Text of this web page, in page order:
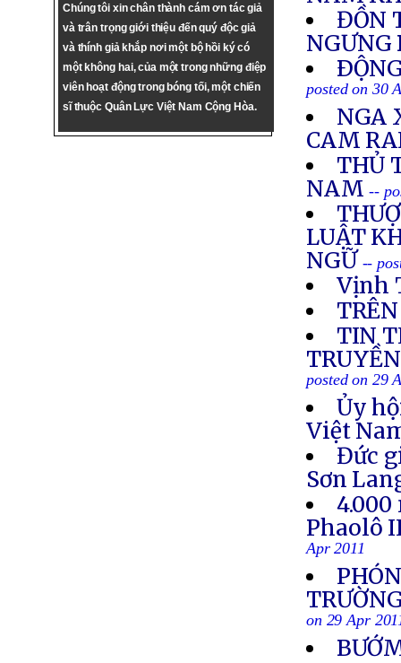
Chúng tôi xin chân thành cám ơn tác giả
và trân trọng giới thiệu đến quý độc giả
và thính giả khắp nơi một bộ hồi ký có
một không hai, của một trong những điệp
viên hoạt động trong bóng tối, một chiến
sĩ thuộc Quân Lực Việt Nam Cộng Hòa.
ĐỒN
posted on 30
NGA
CAM
THỦ
NAM--
LUẬT
NGỮ --
Vịnh
TIN
posted on 29
Ủy
Việt
Đức
Sơn
Phaolô
Apr 2011
on 29 Apr